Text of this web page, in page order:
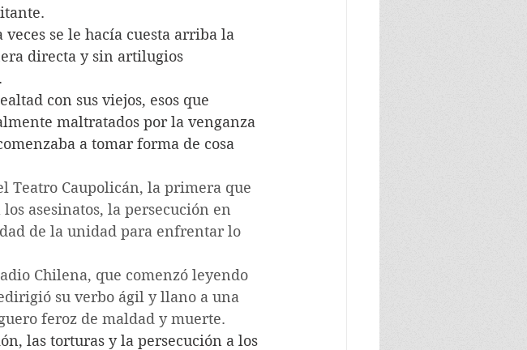
se le hacía cuesta arriba la
directa y sin artilugios
con sus viejos, esos que
maltratados por la venganza
a tomar forma de cosa
Teatro Caupolicán, la primera que
asesinatos, la persecución en
de la unidad para enfrentar lo
Chilena, que comenzó leyendo
su verbo ágil y llano a una
feroz de maldad y muerte.
las torturas y la persecución a los